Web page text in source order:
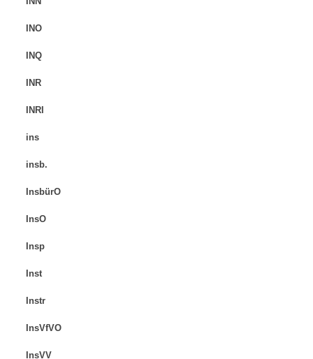
INO
INQ
INR
INRI
ins
insb.
InsbürO
InsO
Insp
Inst
Instr
InsVfVO
InsVV